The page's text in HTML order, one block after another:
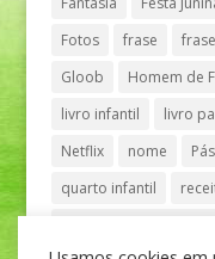
Fotos
frase
Gloob
Homem de
livro infantil
livro
Netflix
nome
quarto infantil